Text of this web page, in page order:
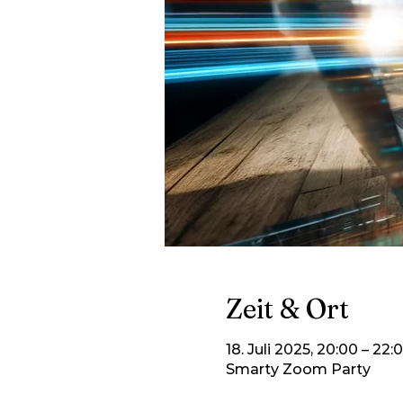
Zeit & Ort
18. Juli 2025, 20:00 –
Smarty Zoom Party